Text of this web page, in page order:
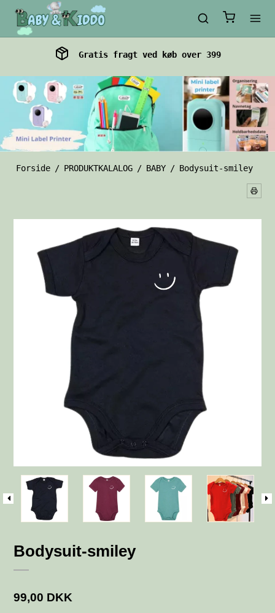
Gratis fragt ved køb over 399
Forside / PRODUKTKALALOG / BABY / Bodysuit-smiley
Bodysuit-smiley
99,00 DKK